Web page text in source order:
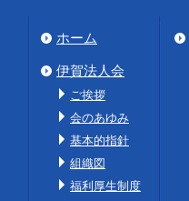
ホーム
伊賀法人会
ご挨拶
会のあゆみ
基本的指針
組織図
福利厚生制度